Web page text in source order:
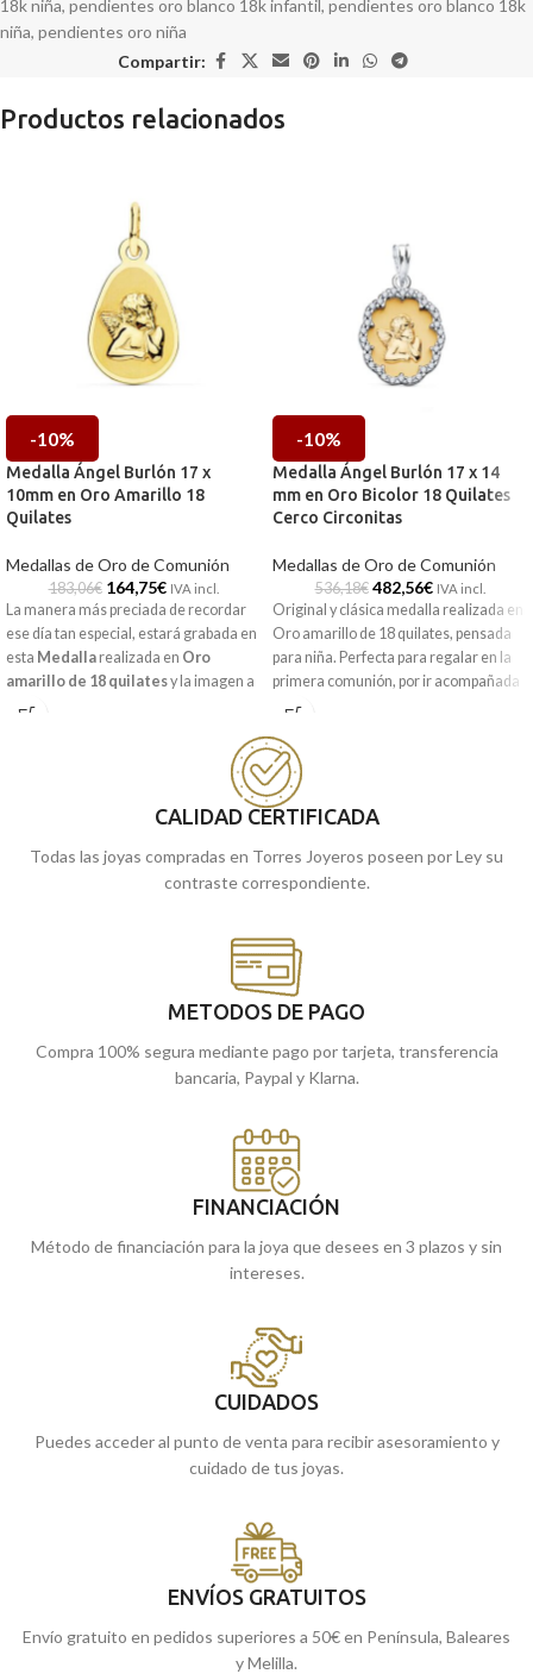
18k niña, pendientes oro blanco 18k infantil, pendientes oro blanco 18k
niña, pendientes oro niña
Compartir:
Productos relacionados
-10%
Medalla Ángel Burlón 17 x
10mm en Oro Amarillo 18
Quilates
Medallas de Oro de Comunión
183,06€ 164,75€ IVA incl.
La manera más preciada de recordar
ese día tan especial, estará grabada en
esta Medallarealizada en Oro
amarillo de 18 quilatesy la imagen a
relieve del
tiendas de Málaga y Melilla, o si lo
enviamos a casa.
-10%
Medalla Ángel Burlón 17 x 14
mm en Oro Bicolor 18 Quilates
Cerco Circonitas
Medallas de Oro de Comunión
536,18€ 482,56€ IVA incl.
Original y clásica medalla realizada en
Oro amarillo de 18 quilates, pensada
para niña. Perfecta para regalar en la
primera comunión, por ir acompañada
del cariñoso y protector Ángel Burlón".
Puedes encontrarla en nuestras
tiendas de Málaga y Melilla, o si lo
prefieres, encargarla online y te la
enviamos a casa.
CALIDAD CERTIFICADA
Todas las joyas compradas en Torres Joyeros poseen por Ley su
contraste correspondiente.
METODOS DE PAGO
Compra 100% segura mediante pago por tarjeta, transferencia
bancaria, Paypal y Klarna.
FINANCIACIÓN
Método de financiación para la joya que desees en 3 plazos y sin
intereses.
CUIDADOS
Puedes acceder al punto de venta para recibir asesoramiento y
cuidado de tus joyas.
ENVÍOS GRATUITOS
Envío gratuito en pedidos superiores a 50€ en Península, Baleares
y Melilla.